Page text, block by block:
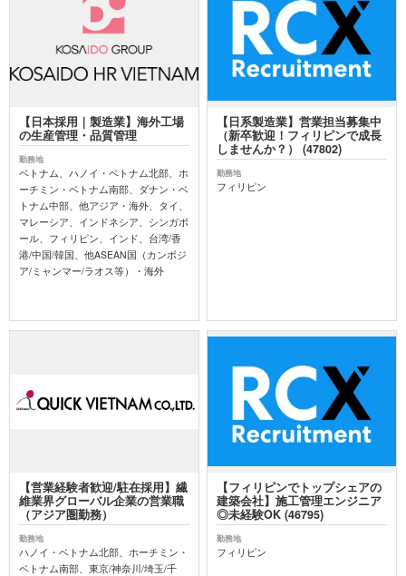
【日本採用｜製造業】海外工場
の生産管理・品質管理
勤務地
ベトナム、ハノイ・ベトナム北部、ホ
ーチミン・ベトナム南部、ダナン・ベ
トナム中部、他アジア・海外、タイ、
マレーシア、インドネシア、シンガポ
ール、フィリピン、インド、台湾/香
港/中国/韓国、他ASEAN国（カンボジ
ア/ミャンマー/ラオス等）・海外
【日系製造業】営業担当募集中
（新卒歓迎！フィリピンで成長
しませんか？） (47802)
勤務地
フィリピン
【営業経験者歓迎/駐在採用】繊
維業界グローバル企業の営業職
（アジア圏勤務）
勤務地
ハノイ・ベトナム北部、ホーチミン・
ベトナム南部、東京/神奈川/埼玉/千
【フィリピンでトップシェアの
建築会社】施工管理エンジニア
◎未経験OK (46795)
勤務地
フィリピン